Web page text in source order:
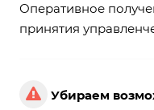
Оперативное
принятия
Убираем